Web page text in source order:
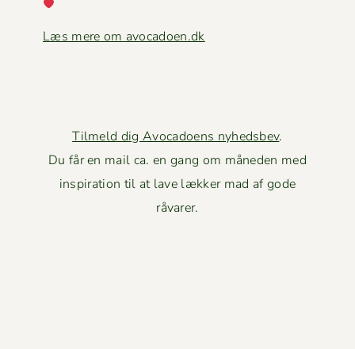
Læs mere om avocadoen.dk
Tilmeld dig Avocadoens nyhedsbev.
Du får en mail ca. en gang om måneden med
inspiration til at lave lækker mad af gode
råvarer.